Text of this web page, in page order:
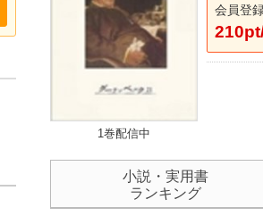
1巻配信中
会員登
小説・実用書
ランキング